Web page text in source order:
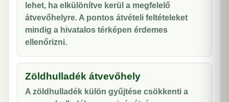
lehet, ha elkülönítve kerül a megfelelő
átvevőhelyre. A pontos átvételi feltételeket
mindig a hivatalos térképen érdemes
ellenőrizni.
Zöldhulladék átvevőhely
A zöldhulladék külön gyűjtése csökkenti a